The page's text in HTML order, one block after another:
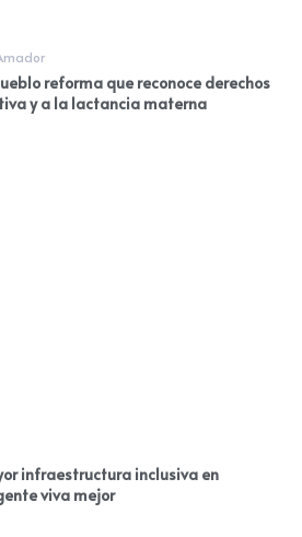
reforma que reconoce derechos
y a la lactancia materna
infraestructura inclusiva en
viva mejor